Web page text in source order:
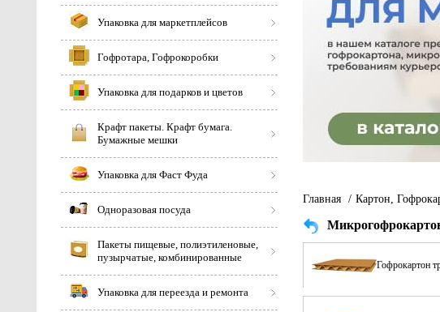
Упаковка для маркетплейсов
Гофротара, Гофрокоробки
Упаковка для подарков и цветов
Крафт пакеты. Крафт бумага.
Бумажные мешки
Упаковка для Фаст Фуда
Одноразовая посуда
Пакеты пищевые, полиэтиленовые,
пузырчатые, комбинированные
Упаковка для переезда и ремонта
Главная / Картон,
Гофрокартон